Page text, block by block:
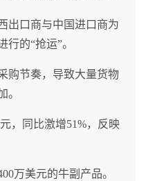
出口商与中国进口商为
的“抢运”。
购节奏，导致大量货物
。
，同比激增51%，反映
万美元的牛副产品。